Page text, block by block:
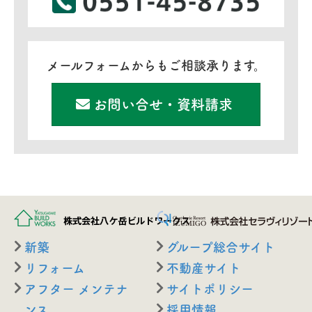
メールフォームからもご相談承ります。
お問い合せ・資料請求
新築
リフォーム
アフター メンテナ
グループ総合サイト
不動産サイト
サイトポリシー